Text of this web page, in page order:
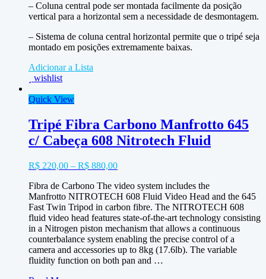
– Coluna central pode ser montada facilmente da posição
vertical para a horizontal sem a necessidade de desmontagem.
– Sistema de coluna central horizontal permite que o tripé seja
montado em posições extremamente baixas.
Adicionar a Lista
wishlist
Quick View
Tripé Fibra Carbono Manfrotto 645
c/ Cabeça 608 Nitrotech Fluid
R$ 220,00 – R$ 880,00
Fibra de Carbono The video system includes the
Manfrotto NITROTECH 608 Fluid Video Head and the 645
Fast Twin Tripod in carbon fibre. The NITROTECH 608
fluid video head features state-of-the-art technology consisting
in a Nitrogen piston mechanism that allows a continuous
counterbalance system enabling the precise control of a
camera and accessories up to 8kg (17.6lb). The variable
fluidity function on both pan and …